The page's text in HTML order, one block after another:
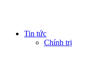
Tin tức
Chính trị